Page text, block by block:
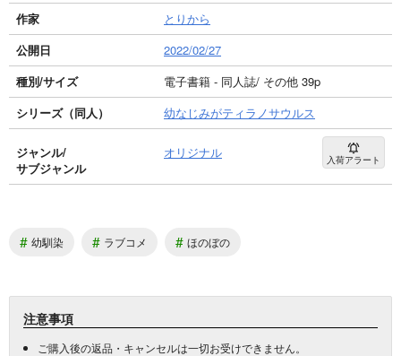
作家
とりから
公開日
2022/02/27
種別/サイズ
電子書籍 - 同人誌/ その他 39p
シリーズ（同人）
幼なじみがティラノサウルス
ジャンル/
サブジャンル
オリジナル 入荷アラート
# 幼馴染 # ラブコメ # ほのぼの
注意事項
ご購入後の返品・キャンセルは一切お受けできません。